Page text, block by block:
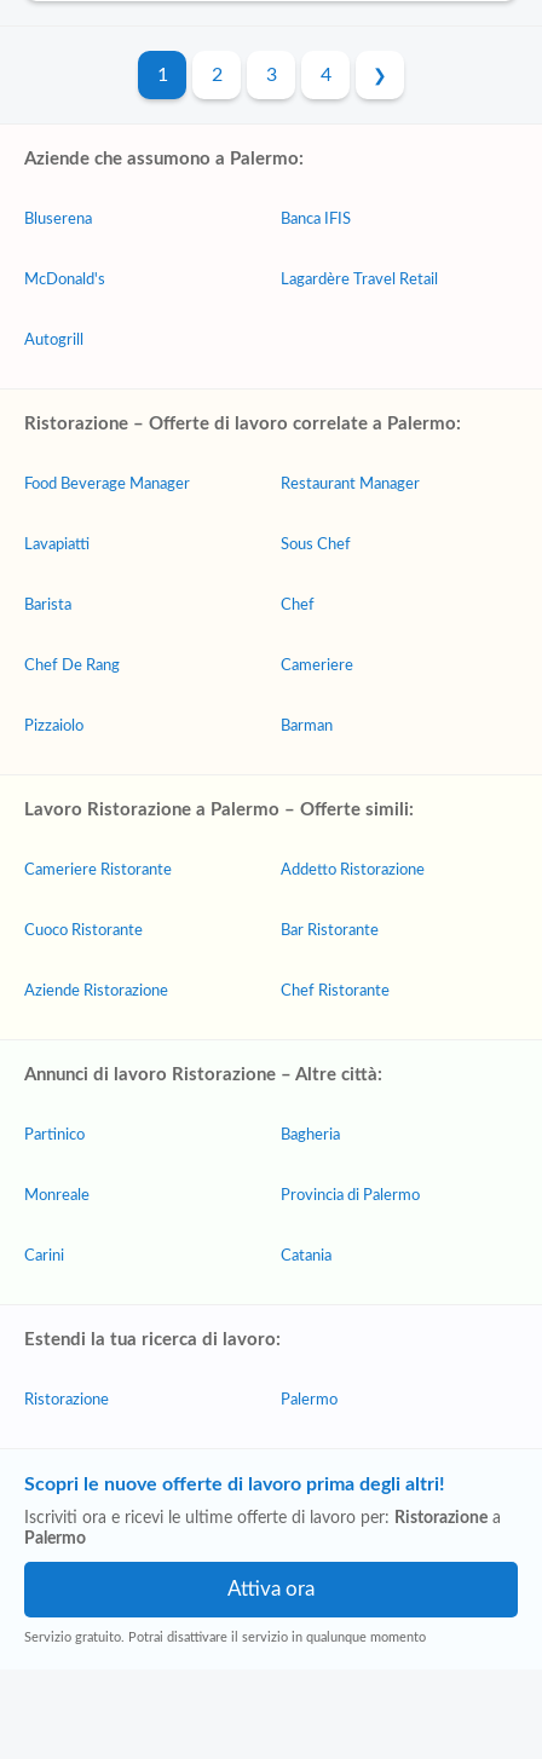
1 2 3 4
Aziende che assumono a Palermo:
Bluserena
McDonald's
Autogrill
Banca IFIS
Lagardère Travel Retail
Ristorazione – Offerte di lavoro correlate a Palermo:
Food Beverage Manager
Lavapiatti
Barista
Chef De Rang
Pizzaiolo
Restaurant Manager
Sous Chef
Chef
Cameriere
Barman
Lavoro Ristorazione a Palermo – Offerte simili:
Cameriere Ristorante
Cuoco Ristorante
Aziende Ristorazione
Addetto Ristorazione
Bar Ristorante
Chef Ristorante
Annunci di lavoro Ristorazione – Altre città:
Partinico
Monreale
Carini
Bagheria
Provincia di Palermo
Catania
Estendi la tua ricerca di lavoro:
Ristorazione Palermo
Scopri le nuove offerte di lavoro prima degli altri!
Iscriviti ora e ricevi le ultime offerte di lavoro per: Ristorazione a
Palermo
Servizio gratuito. Potrai disattivare il servizio in qualunque momento